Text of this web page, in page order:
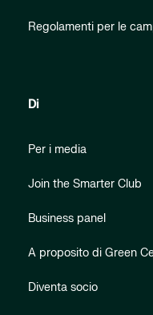
Regolamenti per le
Di
Per i media
Join the Smarter Club
Business panel
A proposito di Green
Diventa socio